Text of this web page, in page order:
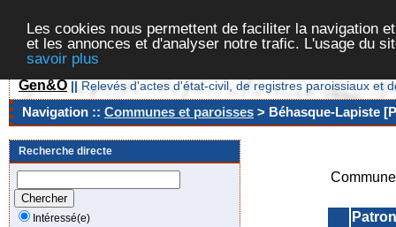
Les cookies nous permettent de faciliter la navigation
et les annonces et d'analyser notre trafic. L'usage du
savoir plus
Gen&O || Relevés d'actes d'état-civil, de registres paroissiaux et
Navigation :: Communes et paroisses > Béhasque-Lapiste
Recherche directe
Intéressé(e)